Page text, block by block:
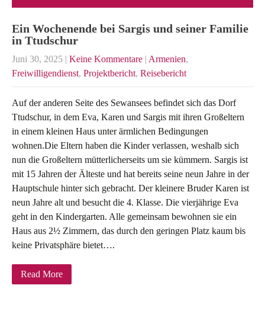
Ein Wochenende bei Sargis und seiner Familie
in Ttudschur
Juni 30, 2025 | Keine Kommentare | Armenien,
Freiwilligendienst, Projektbericht, Reisebericht
Auf der anderen Seite des Sewansees befindet sich das Dorf
Ttudschur, in dem Eva, Karen und Sargis mit ihren Großeltern
in einem kleinen Haus unter ärmlichen Bedingungen
wohnen.Die Eltern haben die Kinder verlassen, weshalb sich
nun die Großeltern mütterlicherseits um sie kümmern. Sargis ist
mit 15 Jahren der Älteste und hat bereits seine neun Jahre in der
Hauptschule hinter sich gebracht. Der kleinere Bruder Karen ist
neun Jahre alt und besucht die 4. Klasse. Die vierjährige Eva
geht in den Kindergarten. Alle gemeinsam bewohnen sie ein
Haus aus 2½ Zimmern, das durch den geringen Platz kaum bis
keine Privatsphäre bietet….
Read More